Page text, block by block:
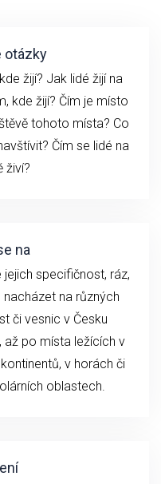
otázky
žijí? Jak lidé žijí na
kde žijí? Čím je místo
tohoto místa? Co
Čím se lidé na
živí?
na
jejich specifičnost, ráz,
na různých
či vesnic v Česku
až po místa ležících v
v horách či
oblastech.